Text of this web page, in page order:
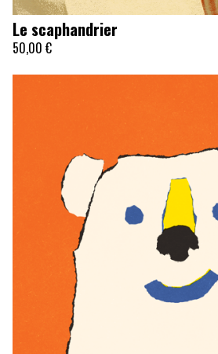
Le scaphandrier
50,00 €